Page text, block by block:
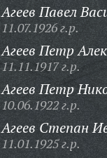
Агеев Павел
11.07.1926 г.р.
Агеев Петр
11.11.1917 г.р.
Агеев Петр
10.06.1922 г.р.
Агеев Степан
11.01.1925 г.р.